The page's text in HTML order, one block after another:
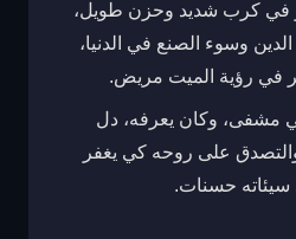
في كرب شديد وحزن طويل،
وسوء الصنع في الدنيا،
في رؤية الميت مريض.
وكان يعرفه، دل
على روحه كي يغفر
سيئاته حسنات.